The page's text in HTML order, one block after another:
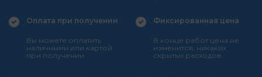
Оплата при получении
Вы можете оплатить
наличными или картой
при получении
Фиксированная цена
В конце работ цена не
изменится, никаких
скрытых расходов